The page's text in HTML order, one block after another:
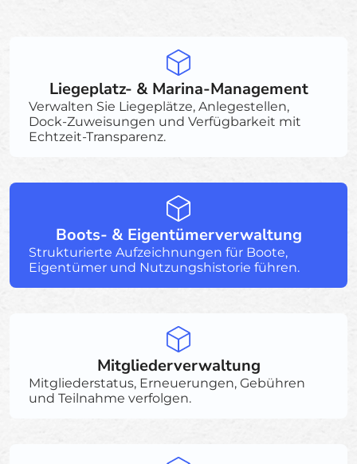
Liegeplatz- & Marina-Management
Verwalten Sie Liegeplätze, Anlegestellen,
Dock-Zuweisungen und Verfügbarkeit mit
Echtzeit-Transparenz.
Boots- & Eigentümerverwaltung
Strukturierte Aufzeichnungen für Boote,
Eigentümer und Nutzungshistorie führen.
Mitgliederverwaltung
Mitgliederstatus, Erneuerungen, Gebühren
und Teilnahme verfolgen.